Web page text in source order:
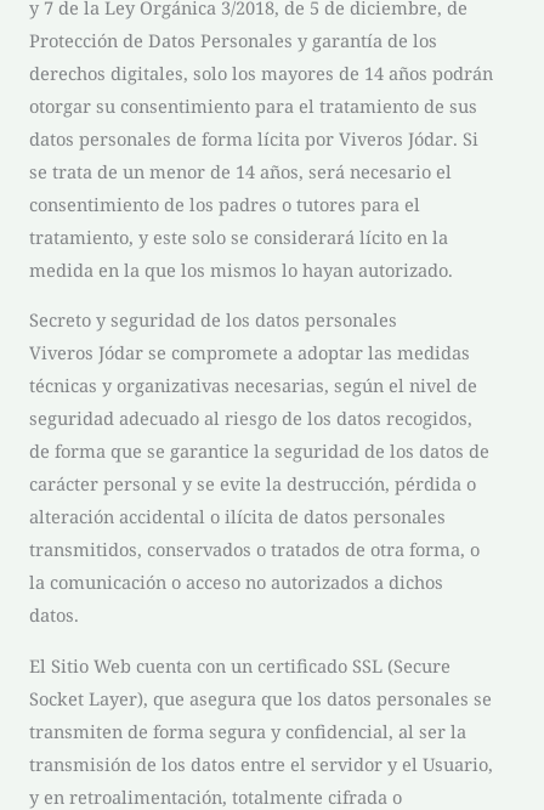
y 7 de la Ley Orgánica 3/2018, de 5 de diciembre, de
Protección de Datos Personales y garantía de los
derechos digitales, solo los mayores de 14 años podrán
otorgar su consentimiento para el tratamiento de sus
datos personales de forma lícita por Viveros Jódar. Si
se trata de un menor de 14 años, será necesario el
consentimiento de los padres o tutores para el
tratamiento, y este solo se considerará lícito en la
medida en la que los mismos lo hayan autorizado.
Secreto y seguridad de los datos personales
Viveros Jódar se compromete a adoptar las medidas
técnicas y organizativas necesarias, según el nivel de
seguridad adecuado al riesgo de los datos recogidos,
de forma que se garantice la seguridad de los datos de
carácter personal y se evite la destrucción, pérdida o
alteración accidental o ilícita de datos personales
transmitidos, conservados o tratados de otra forma, o
la comunicación o acceso no autorizados a dichos
datos.
El Sitio Web cuenta con un certificado SSL (Secure
Socket Layer), que asegura que los datos personales se
transmiten de forma segura y confidencial, al ser la
transmisión de los datos entre el servidor y el Usuario,
y en retroalimentación, totalmente cifrada o